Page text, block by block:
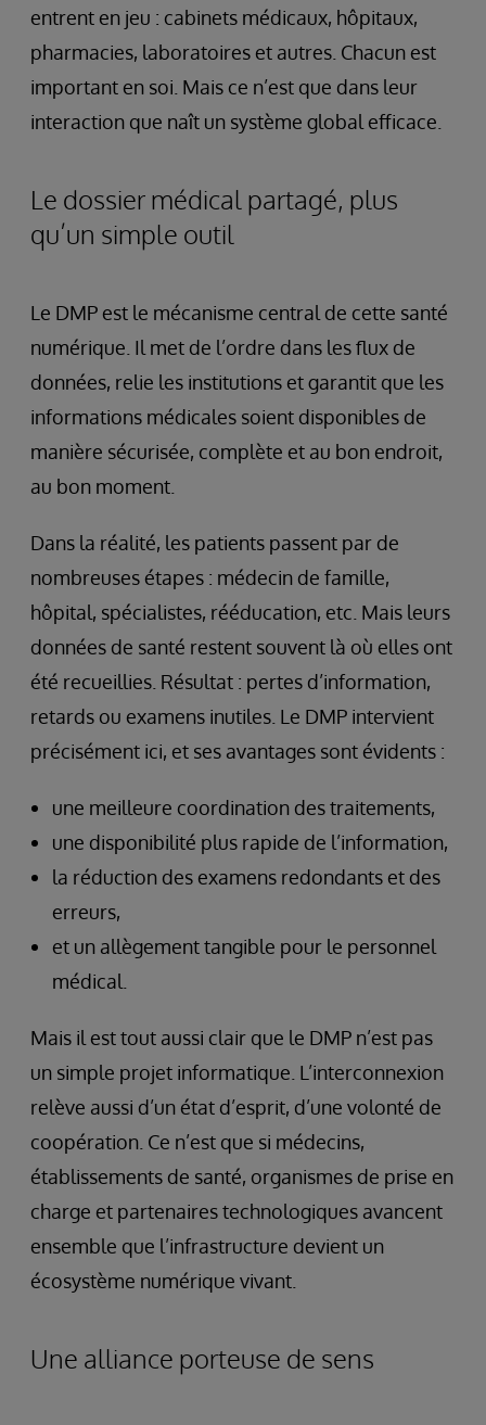
entrent en jeu : cabinets médicaux, hôpitaux,
pharmacies, laboratoires et autres. Chacun est
important en soi. Mais ce n’est que dans leur
interaction que naît un système global efficace.
Le dossier médical partagé, plus
qu’un simple outil
Le DMP est le mécanisme central de cette santé
numérique. Il met de l’ordre dans les flux de
données, relie les institutions et garantit que les
informations médicales soient disponibles de
manière sécurisée, complète et au bon endroit,
au bon moment.
Dans la réalité, les patients passent par de
nombreuses étapes : médecin de famille,
hôpital, spécialistes, rééducation, etc. Mais leurs
données de santé restent souvent là où elles ont
été recueillies. Résultat : pertes d’information,
retards ou examens inutiles. Le DMP intervient
précisément ici, et ses avantages sont évidents :
une meilleure coordination des traitements,
une disponibilité plus rapide de l’information,
la réduction des examens redondants et des
erreurs,
et un allègement tangible pour le personnel
médical.
Mais il est tout aussi clair que le DMP n’est pas
un simple projet informatique. L’interconnexion
relève aussi d’un état d’esprit, d’une volonté de
coopération. Ce n’est que si médecins,
établissements de santé, organismes de prise en
charge et partenaires technologiques avancent
ensemble que l’infrastructure devient un
écosystème numérique vivant.
Une alliance porteuse de sens